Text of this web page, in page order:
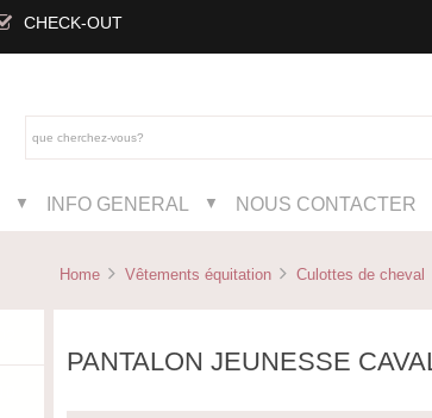
CHECK-OUT
▼ INFO GENERAL ▼ NOUS CONTACTER
Home Vêtements équitation Culottes de cheval
PANTALON JEUNESSE